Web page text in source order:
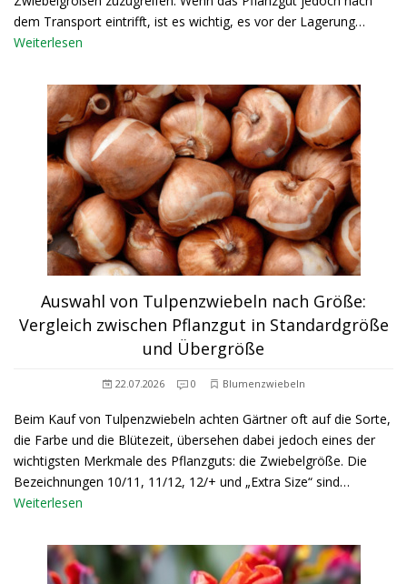
dem Transport eintrifft, ist es wichtig, es vor der Lagerung…
Weiterlesen
Auswahl von Tulpenzwiebeln nach Größe:
Vergleich zwischen Pflanzgut in Standardgröße
und Übergröße
22.07.2026 0 Blumenzwiebeln
Beim Kauf von Tulpenzwiebeln achten Gärtner oft auf die Sorte,
die Farbe und die Blütezeit, übersehen dabei jedoch eines der
wichtigsten Merkmale des Pflanzguts: die Zwiebelgröße. Die
Bezeichnungen 10/11, 11/12, 12/+ und „Extra Size“ sind…
Weiterlesen